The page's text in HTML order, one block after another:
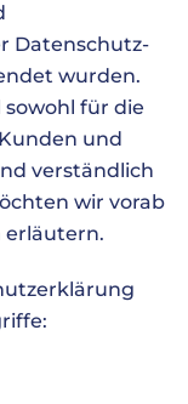
Datenschutz-
wurden.
für die
und
verständlich
wir vorab
erläutern.